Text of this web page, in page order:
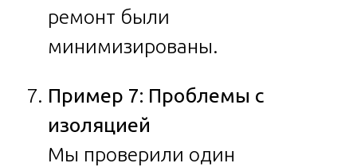
ремонт были
минимизированы.
Пример 7: Проблемы с
изоляцией
Мы проверили один